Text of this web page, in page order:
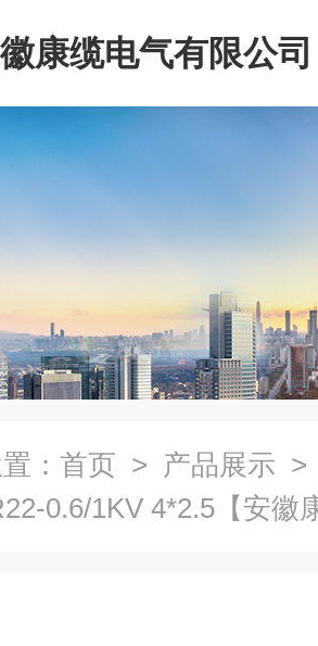
康缆电气有限公司
： 首页 > 产品展示
0.6/1KV 4*2.5【安徽